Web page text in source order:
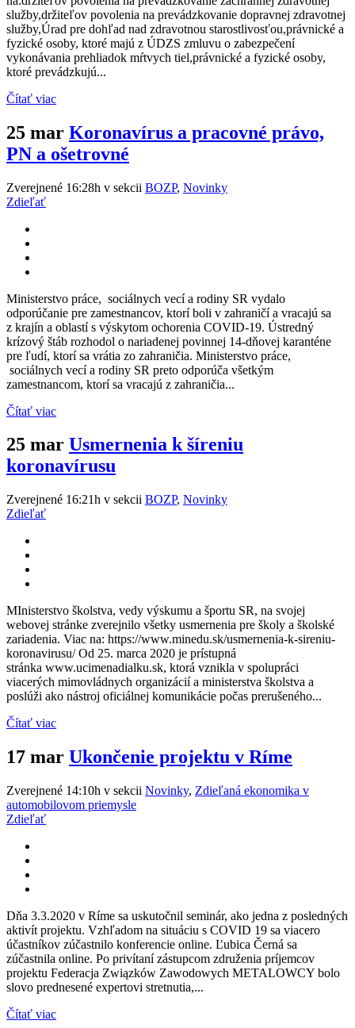
služby,držiteľov povolenia na prevádzkovanie dopravnej zdravotnej
služby,Úrad pre dohľad nad zdravotnou starostlivosťou,právnické a
fyzické osoby, ktoré majú z ÚDZS zmluvu o zabezpečení
vykonávania prehliadok mŕtvych tiel,právnické a fyzické osoby,
ktoré prevádzkujú...
Čítať viac
25 mar Koronavírus a pracovné právo,
PN a ošetrovné
Zverejnené 16:28h v sekcii BOZP, Novinky
Zdieľať
Ministerstvo práce, sociálnych vecí a rodiny SR vydalo
odporúčanie pre zamestnancov, ktorí boli v zahraničí a vracajú sa
z krajín a oblastí s výskytom ochorenia COVID-19. Ústredný
krízový štáb rozhodol o nariadenej povinnej 14-dňovej karanténe
pre ľudí, ktorí sa vrátia zo zahraničia. Ministerstvo práce,
sociálnych vecí a rodiny SR preto odporúča všetkým
zamestnancom, ktorí sa vracajú z zahraničia...
Čítať viac
25 mar Usmernenia k šíreniu
koronavírusu
Zverejnené 16:21h v sekcii BOZP, Novinky
Zdieľať
MInisterstvo školstva, vedy výskumu a športu SR, na svojej
webovej stránke zverejnilo všetky usmernenia pre školy a školské
zariadenia. Viac na: https://www.minedu.sk/usmernenia-k-sireniu-
koronavirusu/ Od 25. marca 2020 je prístupná
stránka www.ucimenadialku.sk, ktorá vznikla v spolupráci
viacerých mimovládnych organizácií a ministerstva školstva a
poslúži ako nástroj oficiálnej komunikácie počas prerušeného...
Čítať viac
17 mar Ukončenie projektu v Ríme
Zverejnené 14:10h v sekcii Novinky, Zdieľaná ekonomika v
automobilovom priemysle
Zdieľať
Dňa 3.3.2020 v Ríme sa uskutočnil seminár, ako jedna z posledných
aktivít projektu. Vzhľadom na situáciu s COVID 19 sa viacero
účastníkov zúčastnilo konferencie online. Ľubica Černá sa
zúčastnila online. Po privítaní zástupcom združenia príjemcov
projektu Federacja Związków Zawodowych METALOWCY bolo
slovo prednesené expertovi stretnutia,...
Čítať viac